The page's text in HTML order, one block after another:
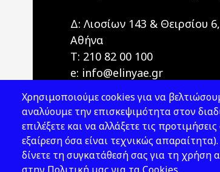
Δ: Λιοσίων 143 & Θειρσίου
Αθήνα
T: 210 82 00 100
e: info@elinyae.gr
Χρησιμοποιούμε cookies για να
αναλύουμε την επισκεψιμότητα στον
επιλέξετε και να αλλάξετε τις
εξαίρεση όσα είναι τεχνικώς
δίνετε τη συγκατάθεσή σας για τη
2026 © ΕΛ.ΙΝ.Υ.Α.Ε.